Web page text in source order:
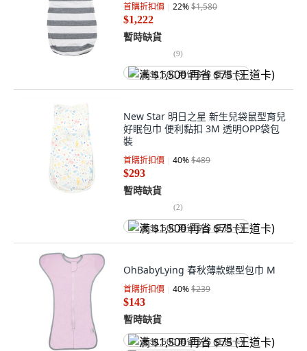
首購折扣價 22%$1,580
$1,222
暫時缺貨
(9)
满 $1,500 再省 $75 (王道卡)
New Star 明日之星 新生兒袋鼠型育兒
好眠包巾 便利黏扣 3M 透明OPP袋包
裝
首購折扣價 40%$489
$293
暫時缺貨
(2)
满 $1,500 再省 $75 (王道卡)
OhBabyLying 春秋薄款蝶型包巾 M
首購折扣價 40%$239
$143
暫時缺貨
满 $1,500 再省 $75 (王道卡)